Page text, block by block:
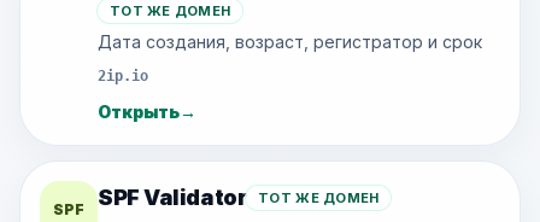
ТОТ ЖЕ ДОМЕН
Дата создания, возраст, регистратор и срок
2ip.io
Открыть→
SPF SPF Validator ТОТ ЖЕ ДОМЕН